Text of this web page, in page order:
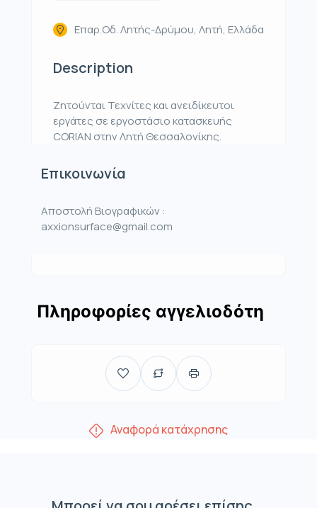
Επαρ.Οδ. Λητής-Δρύμου, Λητή, Ελλάδα
Description
Ζητούνται Τεχνίτες και ανειδίκευτοι
εργάτες σε εργοστάσιο κατασκευής
CORIAN στην Λητή Θεσσαλονίκης.
Επικοινωνία
Αποστολή Βιογραφικών :
axxionsurface@gmail.com
Πληροφορίες αγγελιοδότη
Αναφορά κατάχρησης